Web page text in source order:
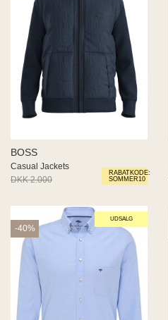
RABATKODE:
SOMMER10
BOSS
Casual Jackets
DKK 2.000
DKK 1.000
UDSALG
-40%